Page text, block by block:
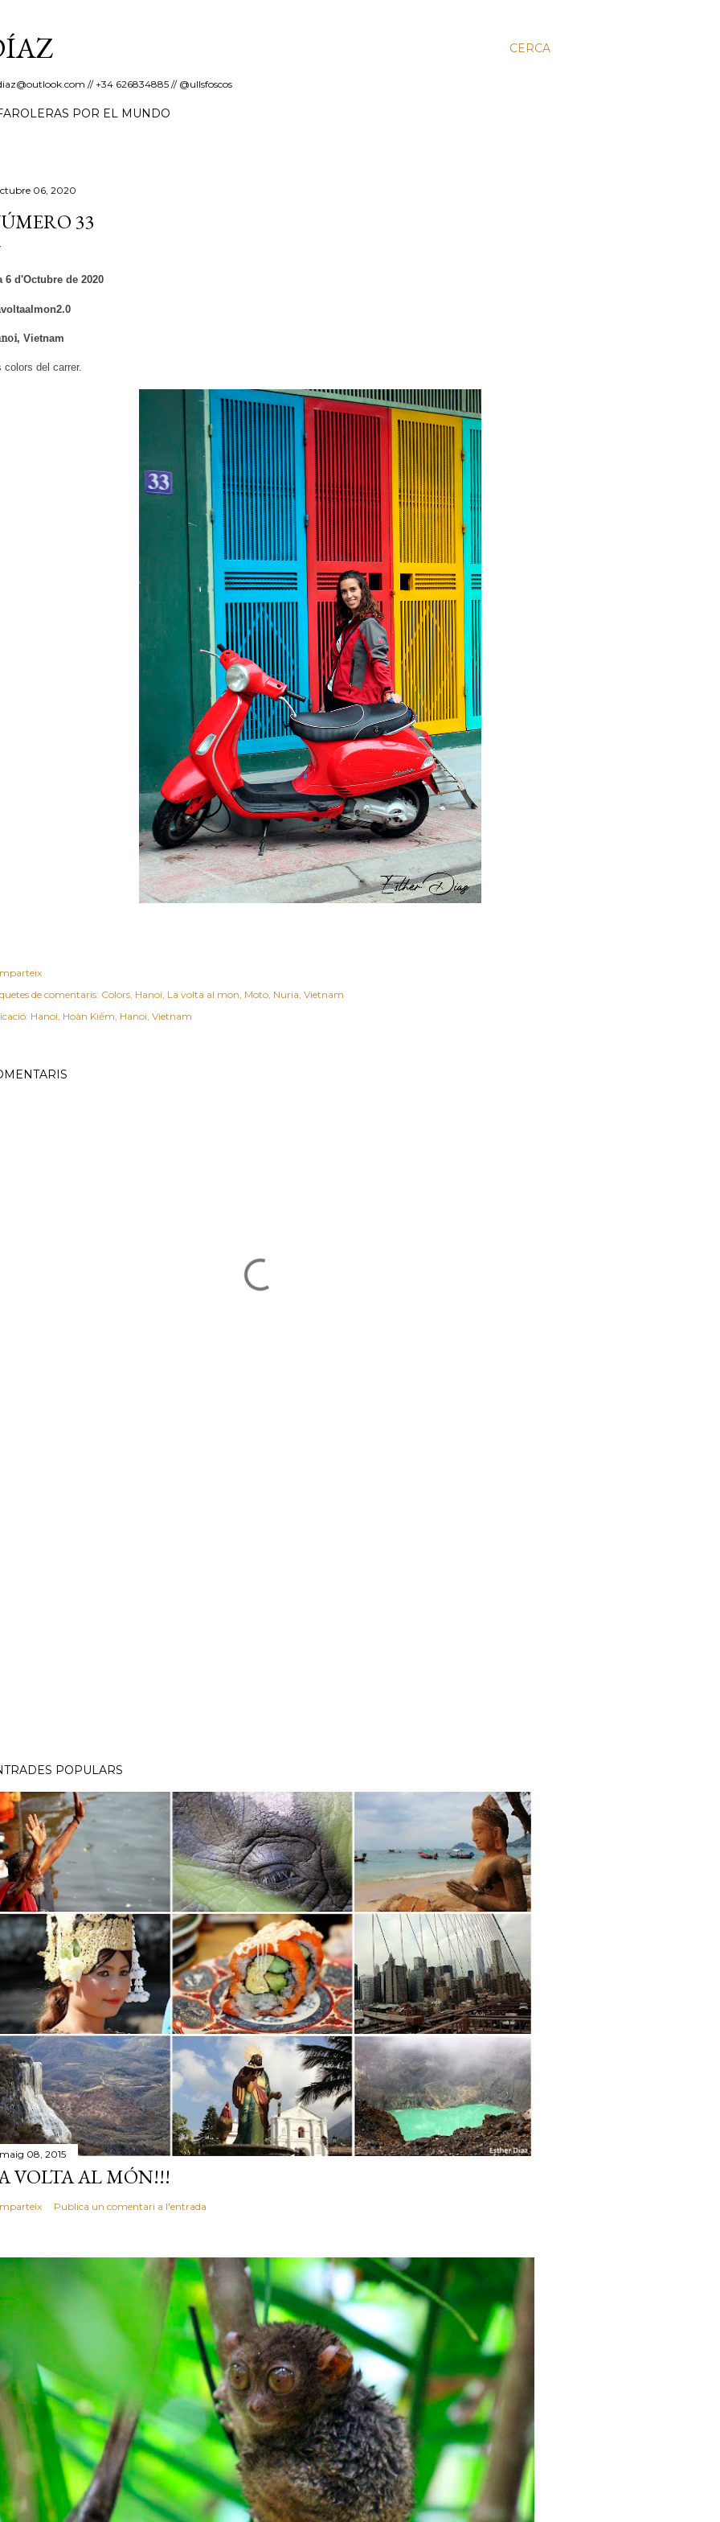
CERCA
// +34 626834885 // @ullsfoscos
POR EL MUNDO
06, 2020
33
6 d'Octubre de 2020
, Vietnam
colors del carrer.
de comentaris: Colors Hanoi La volta al mon Moto Nuria Vietnam
Hanoi, Hoàn Kiếm, Hanoi, Vietnam
POPULARS
08, 2015
VOLTA AL MÓN!!!
Publica un comentari a l'entrada